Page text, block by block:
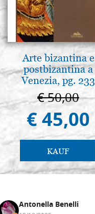
Arte bizantina e
postbizantina a
Venezia, pg. 233
€ 50,00
€ 45,00
KAUF
Antonella Benelli